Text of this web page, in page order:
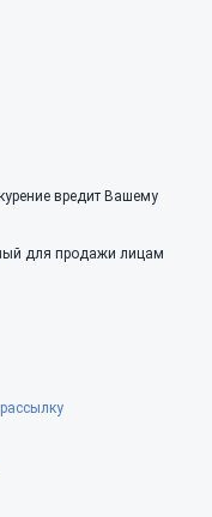
вредит Вашему
для продажи лицам